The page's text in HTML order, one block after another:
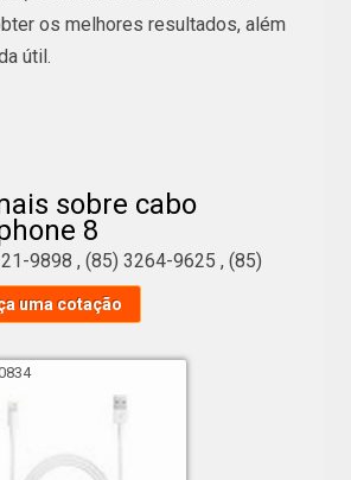
os melhores resultados, além
útil.
saiba que se trata de uma
qualidade. Mas, se você tem
exatamente se trata, deve-se
carregadores de iphone. Não
essa e outras sugestões
usb para hdmi valores;
sobre cabo
8
9898 ,(85) 3264-9625 ,(85)
uma cotação